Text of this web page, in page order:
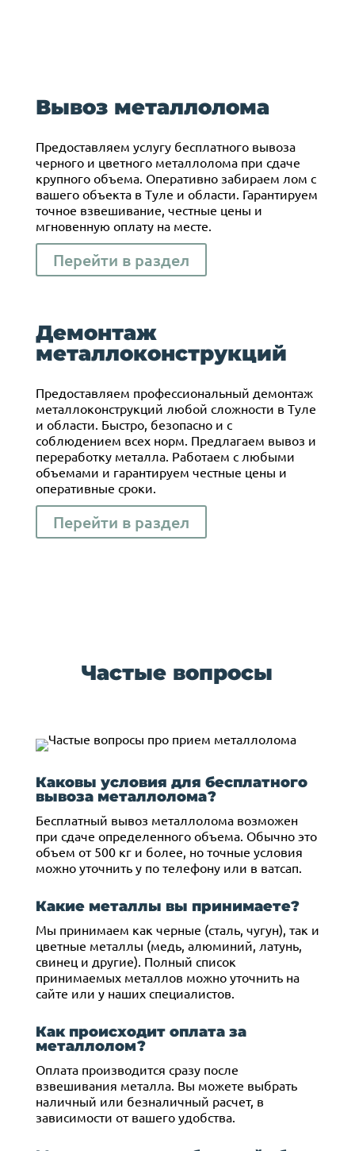
Вывоз металлолома
Предоставляем услугу бесплатного вывоза
черного и цветного металлолома при сдаче
крупного объема. Оперативно забираем лом с
вашего объекта в Туле и области. Гарантируем
точное взвешивание, честные цены и
мгновенную оплату на месте.
Перейти в раздел
Демонтаж
металлоконструкций
Предоставляем профессиональный демонтаж
металлоконструкций любой сложности в Туле
и области. Быстро, безопасно и с
соблюдением всех норм. Предлагаем вывоз и
переработку металла. Работаем с любыми
объемами и гарантируем честные цены и
оперативные сроки.
Перейти в раздел
Частые вопросы
Каковы условия для бесплатного
вывоза металлолома?
Бесплатный вывоз металлолома возможен
при сдаче определенного объема. Обычно это
объем от 500 кг и более, но точные условия
можно уточнить у по телефону или в ватсап.
Какие металлы вы принимаете?
Мы принимаем как черные (сталь, чугун), так и
цветные металлы (медь, алюминий, латунь,
свинец и другие). Полный список
принимаемых металлов можно уточнить на
сайте или у наших специалистов.
Как происходит оплата за
металлолом?
Оплата производится сразу после
взвешивания металла. Вы можете выбрать
наличный или безналичный расчет, в
зависимости от вашего удобства.